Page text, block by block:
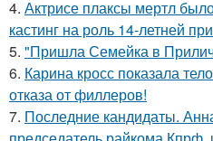
4. Актрисе плаксы мертл
кастинг на роль 14-летней
5. "Пришла Семейка в
6. Карина кросс показала
отказа от филлеров!
7. Последние кандидаты.